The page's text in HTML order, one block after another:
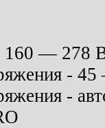
160 — 278
-
-